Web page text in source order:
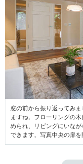
窓の前から振り返ってみ
ますね。フローリングの
められ、リビングにいな
できます。写真中央の扉を